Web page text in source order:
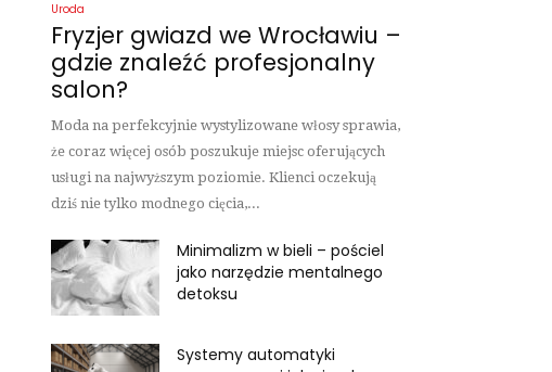
Uroda
Fryzjer gwiazd we Wrocławiu –
gdzie znaleźć profesjonalny
salon?
Moda na perfekcyjnie wystylizowane włosy sprawia,
że coraz więcej osób poszukuje miejsc oferujących
usługi na najwyższym poziomie. Klienci oczekują
dziś nie tylko modnego cięcia,...
Minimalizm w bieli – pościel
jako narzędzie mentalnego
detoksu
Systemy automatyki